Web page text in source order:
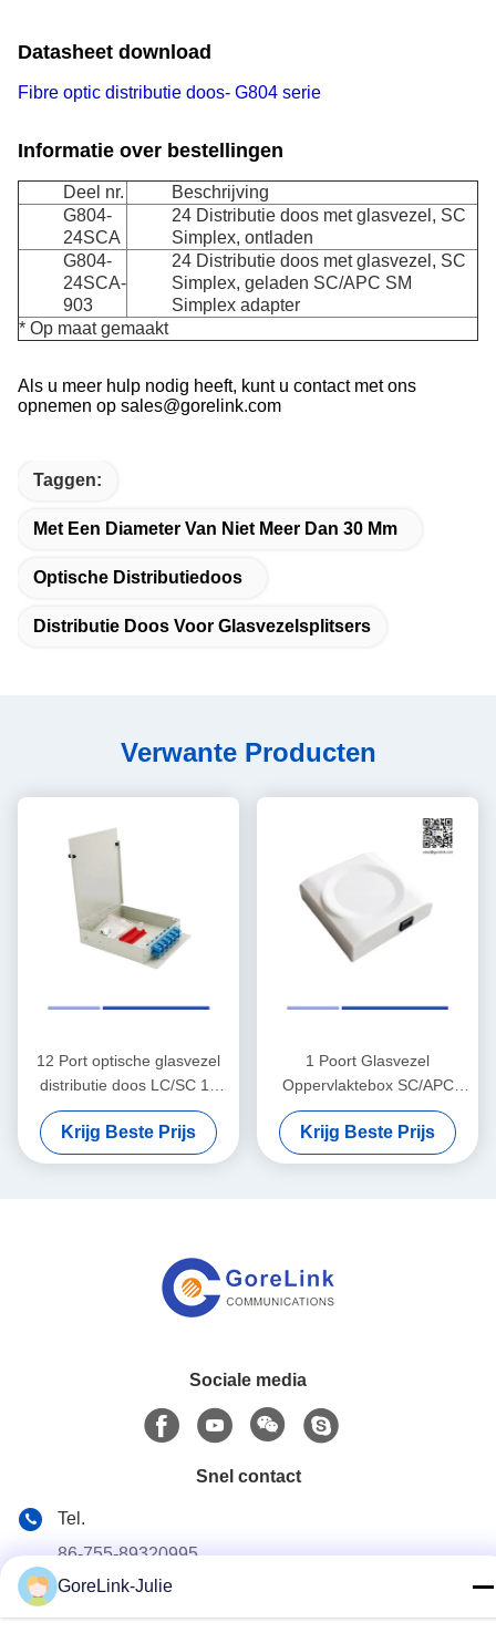
Datasheet download
Fibre optic distributie doos- G804 serie
Informatie over bestellingen
Deel nr.
Beschrijving
G804-
24SCA
24 Distributie doos met glasvezel, SC
Simplex, ontladen
G804-
24SCA-
903
24 Distributie doos met glasvezel, SC
Simplex, geladen SC/APC SM
Simplex adapter
* Op maat gemaakt
Als u meer hulp nodig heeft, kunt u contact met ons
opnemen op sales@gorelink.com
Taggen:
Met Een Diameter Van Niet Meer Dan 30 Mm
Optische Distributiedoos
Distributie Doos Voor Glasvezelsplitsers
Verwante Producten
12 Port optische glasvezel
distributie doos LC/SC 12
kern metalen glasvezel
distributie eenheid
Krijg Beste Prijs
1 Poort Glasvezel
Oppervlaktebox SC/APC
Geschikt voor
Binnentoepassing onbelast
Krijg Beste Prijs
Sociale media
Snel contact
Tel.
86-755-89320995
E-mail
GoreLink-Julie